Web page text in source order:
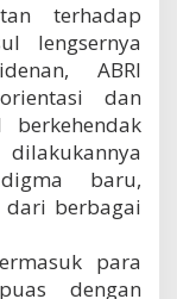
terhadap
lengsernya
ABRI
dan
berkehendak
baru,
berbagai
para
dengan